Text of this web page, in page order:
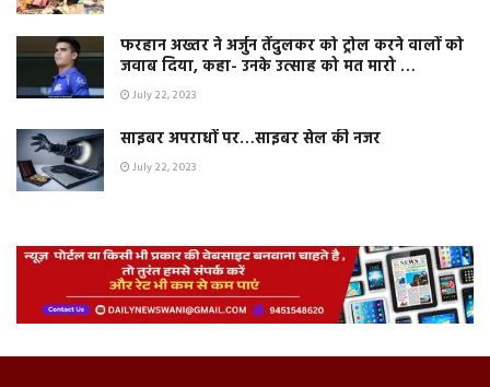
फरहान अख्तर ने अर्जुन तेंदुलकर को ट्रोल करने वालों को
जवाब दिया, कहा- उनके उत्साह को मत मारो …
July 22, 2023
साइबर अपराधों पर…साइबर सेल की नजर
July 22, 2023